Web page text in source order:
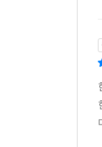
된
개
---
중